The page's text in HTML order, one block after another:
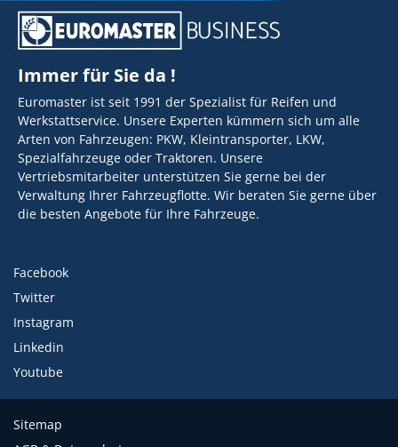
Immer für Sie da !
Euromaster ist seit 1991 der Spezialist für Reifen und
Werkstattservice. Unsere Experten kümmern sich um alle
Arten von Fahrzeugen: PKW, Kleintransporter, LKW,
Spezialfahrzeuge oder Traktoren. Unsere
Vertriebsmitarbeiter unterstützen Sie gerne bei der
Verwaltung Ihrer Fahrzeugflotte. Wir beraten Sie gerne über
die besten Angebote für Ihre Fahrzeuge.
Facebook
Twitter
Instagram
Linkedin
Youtube
Sitemap